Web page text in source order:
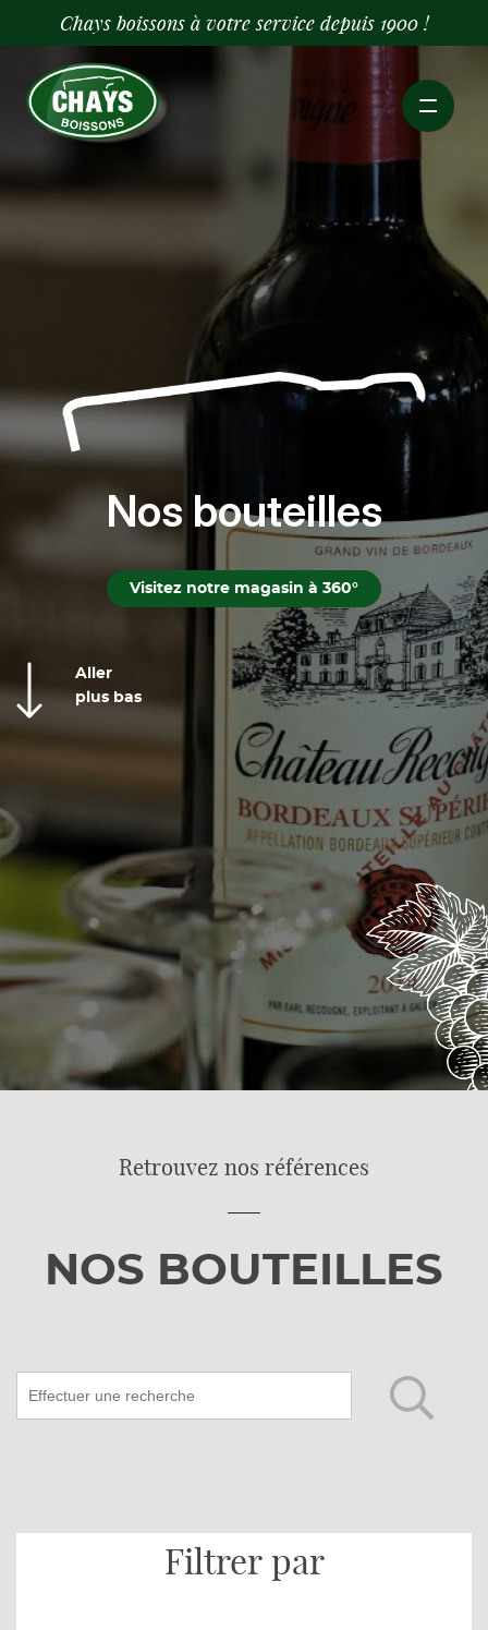
Chays boissons à votre service depuis 1900 !
Bouteilles
Services
Contact
chaysboissons@gmail.com
Nous contacter
Nos bouteilles
Visitez notre magasin à 360°
Aller
plus bas
NOS BOUTEILLES
Retrouvez nos références
Filtrer par